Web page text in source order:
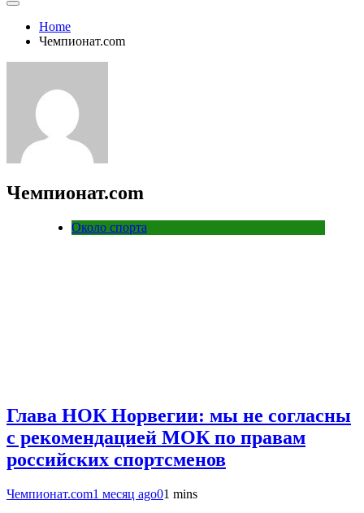
Home
Чемпионат.com
Чемпионат.com
Около спорта
Глава НОК Норвегии: мы не согласны
с рекомендацией МОК по правам
российских спортсменов
Чемпионат.com1 месяц ago01 mins